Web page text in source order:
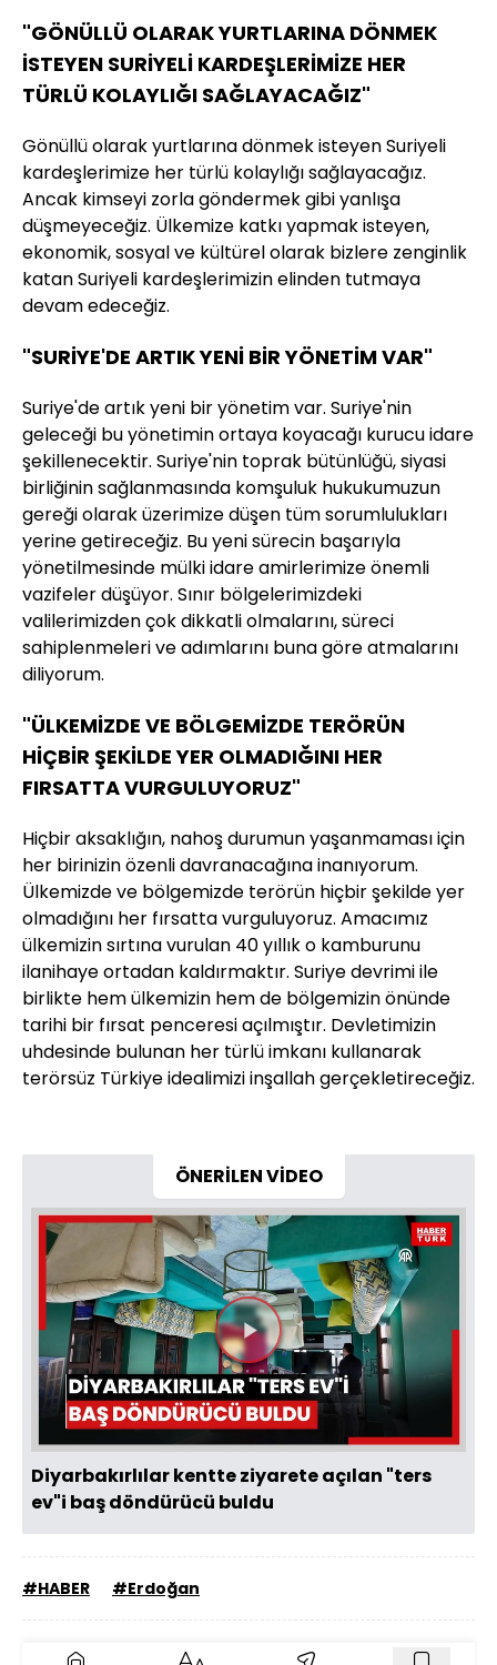
"GÖNÜLLÜ OLARAK YURTLARINA DÖNMEK
İSTEYEN SURİYELİ KARDEŞLERİMİZE HER
TÜRLÜ KOLAYLIĞI SAĞLAYACAĞIZ"
Gönüllü olarak yurtlarına dönmek isteyen Suriyeli
kardeşlerimize her türlü kolaylığı sağlayacağız.
Ancak kimseyi zorla göndermek gibi yanlışa
düşmeyeceğiz. Ülkemize katkı yapmak isteyen,
ekonomik, sosyal ve kültürel olarak bizlere zenginlik
katan Suriyeli kardeşlerimizin elinden tutmaya
devam edeceğiz.
"SURİYE'DE ARTIK YENİ BİR YÖNETİM VAR"
Suriye'de artık yeni bir yönetim var. Suriye'nin
geleceği bu yönetimin ortaya koyacağı kurucu idare
şekillenecektir. Suriye'nin toprak bütünlüğü, siyasi
birliğinin sağlanmasında komşuluk hukukumuzun
gereği olarak üzerimize düşen tüm sorumlulukları
yerine getireceğiz. Bu yeni sürecin başarıyla
yönetilmesinde mülki idare amirlerimize önemli
vazifeler düşüyor. Sınır bölgelerimizdeki
valilerimizden çok dikkatli olmalarını, süreci
sahiplenmeleri ve adımlarını buna göre atmalarını
diliyorum.
"ÜLKEMİZDE VE BÖLGEMİZDE TERÖRÜN
HİÇBİR ŞEKİLDE YER OLMADIĞINI HER
FIRSATTA VURGULUYORUZ"
Hiçbir aksaklığın, nahoş durumun yaşanmaması için
her birinizin özenli davranacağına inanıyorum.
Ülkemizde ve bölgemizde terörün hiçbir şekilde yer
olmadığını her fırsatta vurguluyoruz. Amacımız
ülkemizin sırtına vurulan 40 yıllık o kamburunu
ilanihaye ortadan kaldırmaktır. Suriye devrimi ile
birlikte hem ülkemizin hem de bölgemizin önünde
tarihi bir fırsat penceresi açılmıştır. Devletimizin
uhdesinde bulunan her türlü imkanı kullanarak
terörsüz Türkiye idealimizi inşallah gerçekletireceğiz.
ÖNERİLEN VİDEO
Videoyu
Oynat
Diyarbakırlılar kentte ziyarete açılan "ters
ev"i baş döndürücü buldu
#HABER #Erdoğan